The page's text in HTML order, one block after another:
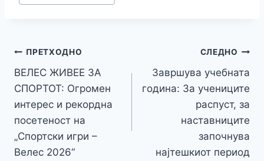
Навигација
на
напис
ПРЕТХОДНО
ВЕЛЕС ЖИВЕЕ ЗА
СПОРТОТ: Огромен
интерес и рекордна
посетеност на
„Спортски игри –
Велес 2026“
СЛЕДНО
Завршува учебната
година: За учениците
распуст, за
наставниците
започнува
најтешкиот период